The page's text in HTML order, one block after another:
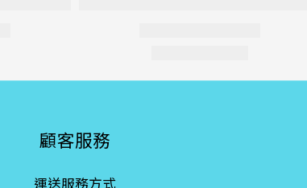
顧客服務
運送服務方式